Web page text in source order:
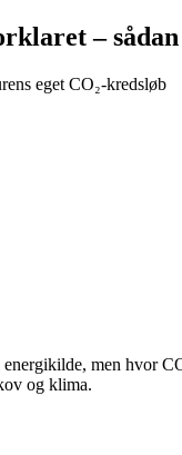
–
eget CO₂-kredsløb
men hvor
og klima.